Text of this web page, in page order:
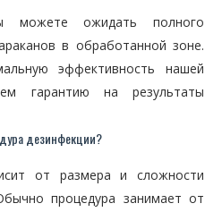
можете ожидать полного
в обработанной зоне.
эффективность нашей
гарантию на результаты
дезинфекции?
от размера и сложности
процедура занимает от